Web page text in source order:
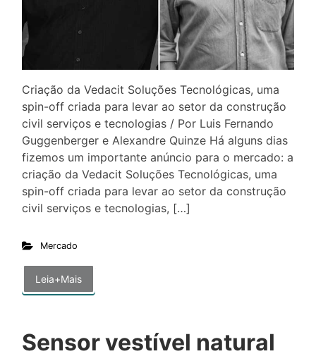
Criação da Vedacit Soluções Tecnológicas, uma
spin-off criada para levar ao setor da construção
civil serviços e tecnologias / Por Luis Fernando
Guggenberger e Alexandre Quinze Há alguns dias
fizemos um importante anúncio para o mercado: a
criação da Vedacit Soluções Tecnológicas, uma
spin-off criada para levar ao setor da construção
civil serviços e tecnologias, […]
Mercado
Leia+Mais
Sensor vestível natural